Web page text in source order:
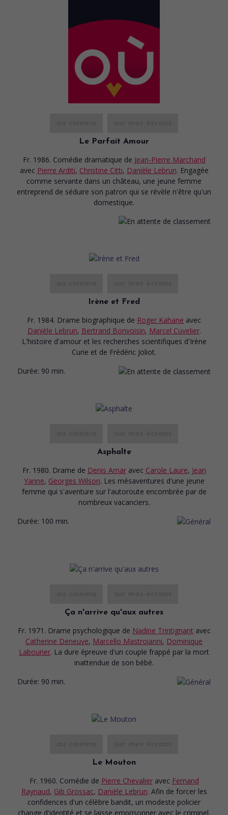
Le Parfait Amour
Fr. 1986. Comédie dramatique de Jean-Pierre Marchand
avec Pierre Arditi, Christine Citti, Danièle Lebrun. Engagée
comme servante dans un château, une jeune femme
entreprend de séduire son patron qui se révèle n'être qu'un
domestique.
Irène et Fred
Fr. 1984. Drame biographique de Roger Kahane avec
Danièle Lebrun, Bertrand Bonvoisin, Marcel Cuvelier.
L'histoire d'amour et les recherches scientifiques d'Irène
Curie et de Frédéric Joliot.
Durée: 90 min.
Asphalte
Fr. 1980. Drame de Denis Amar avec Carole Laure, Jean
Yanne, Georges Wilson. Les mésaventures d'une jeune
femme qui s'aventure sur l'autoroute encombrée par de
nombreux vacanciers.
Durée: 100 min.
Ça n'arrive qu'aux autres
Fr. 1971. Drame psychologique de Nadine Trintignant avec
Catherine Deneuve, Marcello Mastroianni, Dominique
Labourier. La dure épreuve d'un couple frappé par la mort
inattendue de son bébé.
Durée: 90 min.
Le Mouton
Fr. 1960. Comédie de Pierre Chevalier avec Fernand
Raynaud, Gib Grossac, Danièle Lebrun. Afin de forcer les
confidences d'un célèbre bandit, un modeste policier
change d'identité et se laisse emprisonner avec le criminel.